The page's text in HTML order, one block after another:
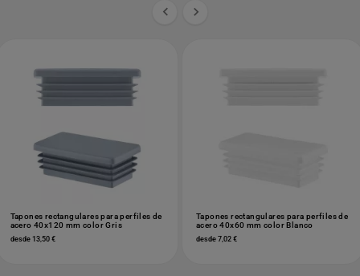
 
Tapones rectangulares para perfiles de
acero 40x120 mm color Gris
desde 13,50 €
Tapones rectangulares para perfiles de
acero 40x60 mm color Blanco
desde 7,02 €